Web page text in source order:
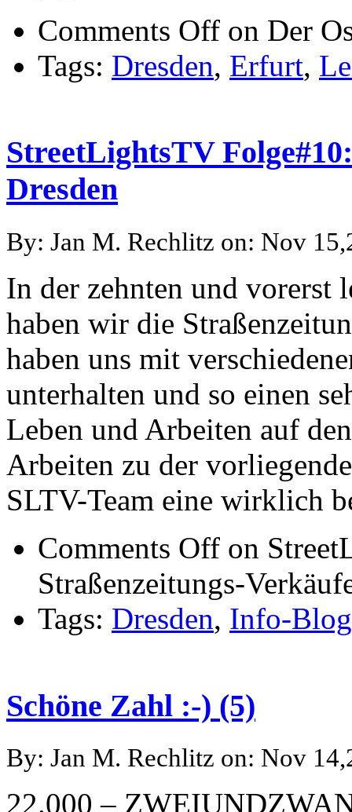
Comments Off on Der
Tags: Dresden, Erfurt,
StreetLightsTV
Dresden
By: Jan M. Rechlitz on: Nov
In der zehnten und vorerst
haben wir die
haben uns mit
unterhalten und so einen
Leben und Arbeiten auf
Arbeiten zu der
SLTV-Team eine wirklich
Comments Off on
Straßenzeitungs-
Tags: Dresden, Info-Blog
Schöne Zahl :-) (5)
By: Jan M. Rechlitz on: Nov
22.000 –